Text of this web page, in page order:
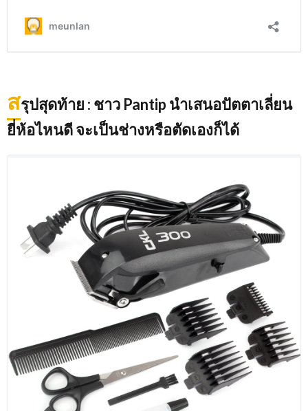
สรุปสุดท้าย : ชาว Pantip นำเสนอปัตตาเลี่ยน
ยี่ห้อไหนดี จะเป็นช่างหรือตัดเองก็ได้